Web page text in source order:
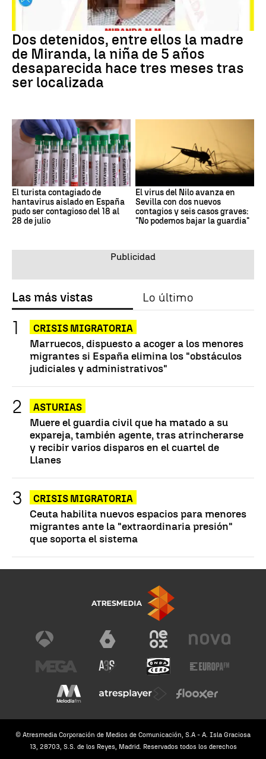
Dos detenidos, entre ellos la madre
de Miranda, la niña de 5 años
desaparecida hace tres meses tras
ser localizada
El turista contagiado de
hantavirus aislado en España
pudo ser contagioso del 18 al
28 de julio
El virus del Nilo avanza en
Sevilla con dos nuevos
contagios y seis casos graves:
"No podemos bajar la guardia"
Las más vistas Lo último
CRISIS MIGRATORIA
Marruecos, dispuesto a acoger a los menores
migrantes si España elimina los "obstáculos
judiciales y administrativos"
ASTURIAS
Muere el guardia civil que ha matado a su
expareja, también agente, tras atrincherarse
y recibir varios disparos en el cuartel de
Llanes
CRISIS MIGRATORIA
Ceuta habilita nuevos espacios para menores
migrantes ante la "extraordinaria presión"
que soporta el sistema
© Atresmedia Corporación de Medios de Comunicación, S.A - A. Isla Graciosa
13, 28703, S.S. de los Reyes, Madrid. Reservados todos los derechos